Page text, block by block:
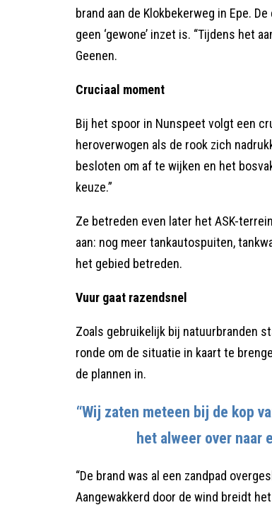
brand aan de Klokbekerweg in Epe.
geen ‘gewone’ inzet is. “Tijdens het
Geenen.
Cruciaal moment
Bij het spoor in Nunspeet volgt een
heroverwogen als de rook zich
besloten om af te wijken en het
keuze.”
Ze betreden even later het ASK-
aan: nog meer tankautospuiten,
het gebied betreden.
Vuur gaat razendsnel
Zoals gebruikelijk bij natuurbranden
ronde om de situatie in kaart te
de plannen in.
“Wij zaten meteen bij de kop
het alweer over naar
“De brand was al een zandpad
Aangewakkerd door de wind breidt